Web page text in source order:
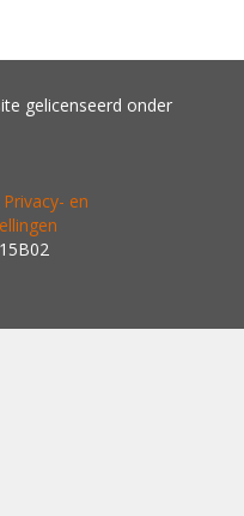
gelicenseerd onder
Privacy- en